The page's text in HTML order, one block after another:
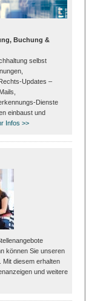
Buchung &
selbst
Updates –
Dienste
einbaust und
Infos >>
können Sie unseren
. Mit diesem erhalten
und weitere